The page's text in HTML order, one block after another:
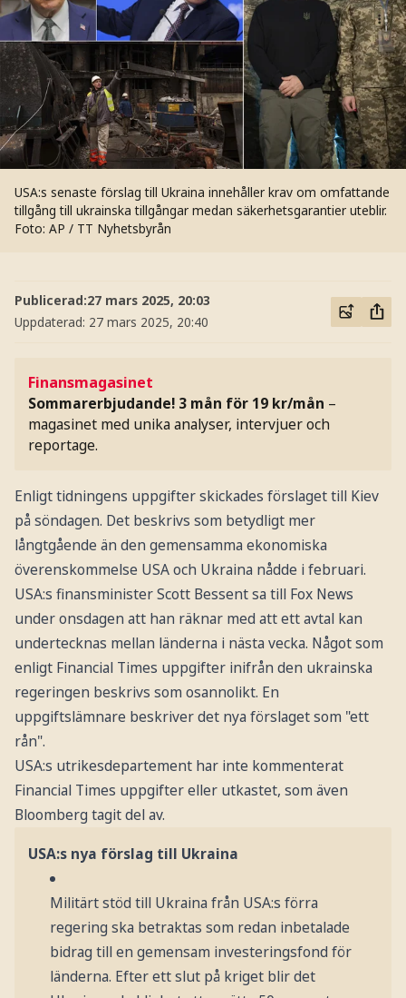
USA:s senaste förslag till Ukraina innehåller krav om omfattande
tillgång till ukrainska tillgångar medan säkerhetsgarantier uteblir.
Foto: AP / TT Nyhetsbyrån
Publicerad:27 mars 2025, 20:03
Uppdaterad: 27 mars 2025, 20:40
Finansmagasinet
Sommarerbjudande! 3 mån för 19 kr/mån –
magasinet med unika analyser, intervjuer och
reportage.
Enligt tidningens uppgifter skickades förslaget till Kiev
på söndagen. Det beskrivs som betydligt mer
långtgående än den gemensamma ekonomiska
överenskommelse USA och Ukraina nådde i februari.
USA:s finansminister Scott Bessent sa till Fox News
under onsdagen att han räknar med att ett avtal kan
undertecknas mellan länderna i nästa vecka. Något som
enligt Financial Times uppgifter inifrån den ukrainska
regeringen beskrivs som osannolikt. En
uppgiftslämnare beskriver det nya förslaget som "ett
rån".
USA:s utrikesdepartement har inte kommenterat
Financial Times uppgifter eller utkastet, som även
Bloomberg tagit del av.
USA:s nya förslag till Ukraina
Militärt stöd till Ukraina från USA:s förra
regering ska betraktas som redan inbetalade
bidrag till en gemensam investeringsfond för
länderna. Efter ett slut på kriget blir det